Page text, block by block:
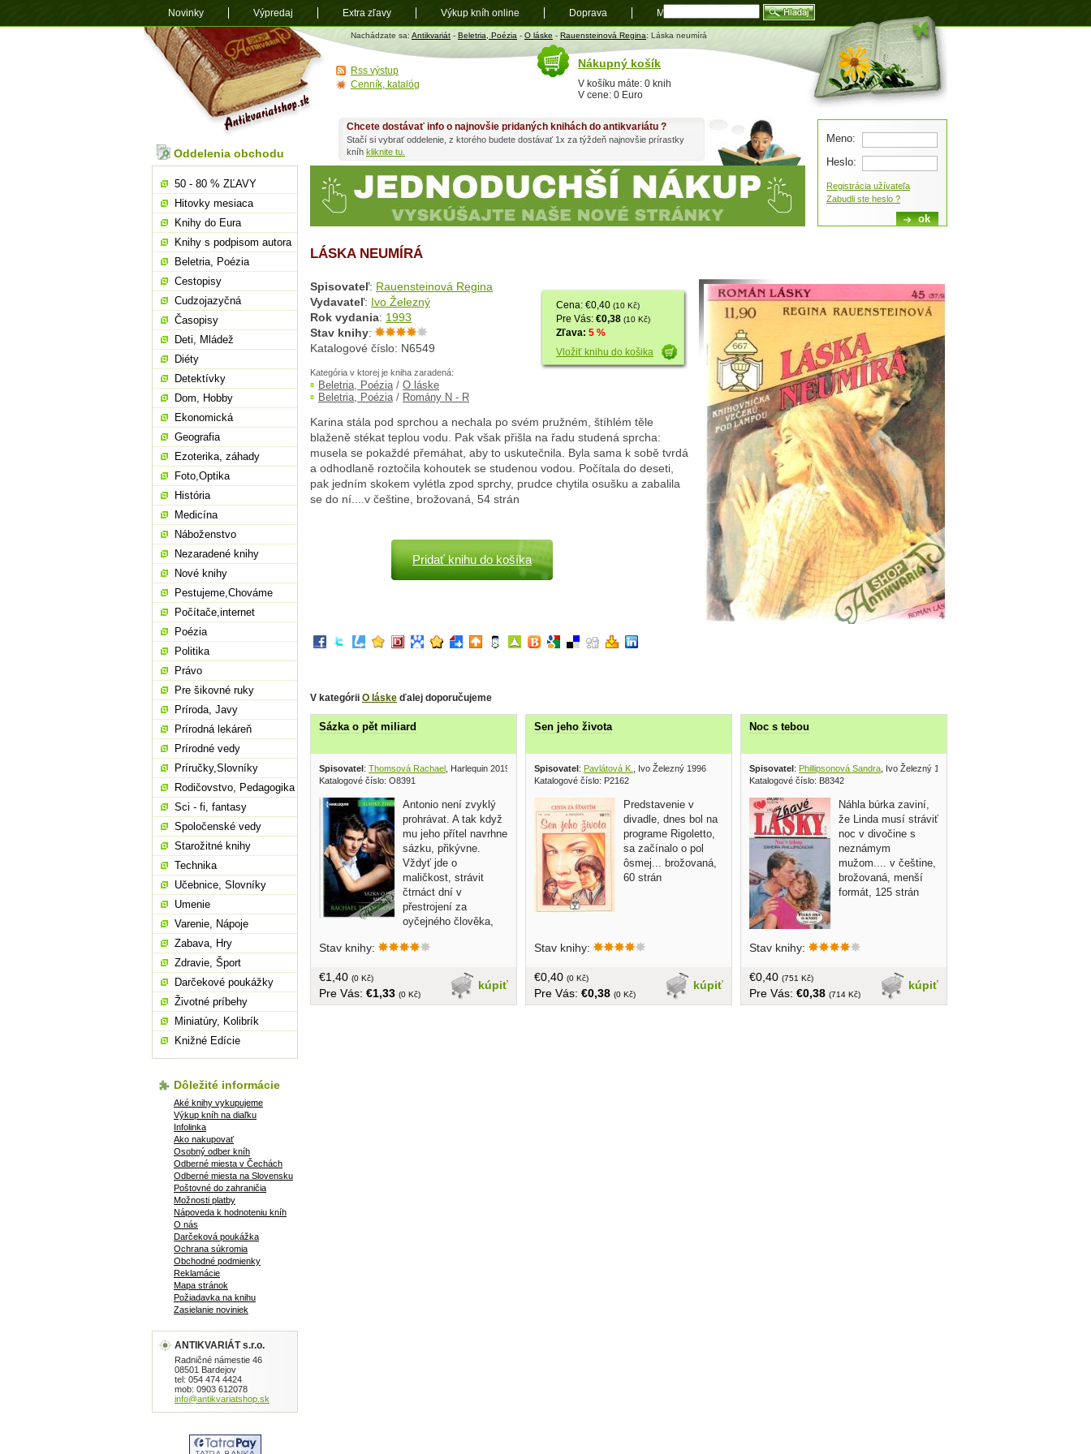
Antikvariát
shop.sk
Nachádzate sa: Antikvariát - Beletria, Poézia - O láske - Rauensteinová Regina: Láska neumírá
LÁSKA NEUMÍRÁ
Cena: €0,40 (10 Kč)
Pre Vás: €0,38 (10 Kč)
Zľava: 5 %
Vložiť knihu do košika
Spisovateľ: Rauensteinová Regina
Vydavateľ: Ivo Železný
Rok vydania: 1993
Stav knihy:
Katalogové číslo: N6549
Kategória v ktorej je kniha zaradená:
Beletria, Poézia/ O láske
Beletria, Poézia/ Romány N - R
Karina stála pod sprchou a nechala po svém pružném, štíhlém těle
blaženě stékat teplou vodu. Pak však přišla na řadu studená sprcha:
musela se pokaždé přemáhat, aby to uskutečnila. Byla sama k sobě tvrdá
a odhodlaně roztočila kohoutek se studenou vodou. Počítala do deseti,
pak jedním skokem vylétla zpod sprchy, prudce chytila osušku a zabalila
se do ní....v češtine, brožovaná, 54 strán
Pridať knihu do košíka
V kategórii O láske ďalej doporučujeme
Sázka o pět miliard
Spisovatel: Thomsová Rachael , Harlequin 2019
Katalogové číslo: O8391
Antonio není zvyklý
prohrávat. A tak když
mu jeho přítel navrhne
sázku, přikývne.
Vždyť jde o
maličkost, strávit
čtrnáct dní v
přestrojení za
oyčejného člověka,
obyčejným životem. Mělo to být
kde si měl hrát na obyčejného
mechanika, potkal Sadii... v češtine,
brožovaná, menší formát, 154 strán
Stav knihy:
kúpiť
€1,40 (0 Kč)
Pre Vás: €1,33 (0 Kč)
Sen jeho života
Spisovatel: Pavlátová K.
, Ivo Železný 1996
Katalogové číslo: P2162
Predstavenie v
divadle, dnes bol na
programe Rigoletto,
sa začínalo o pol
ôsmej... brožovaná,
60 strán
Stav knihy:
kúpiť
€0,40 (0 Kč)
Pre Vás: €0,38 (0 Kč)
Noc s tebou
Spisovatel: Phillipsonová Sandra , Ivo Železný 1995
Katalogové číslo: B8342
Náhla búrka zaviní,
že Linda musí stráviť
noc v divočine s
neznámym
mužom.... v češtine,
brožovaná, menší
formát, 125 strán
Stav knihy:
kúpiť
€0,40 (751 Kč)
Pre Vás: €0,38 (714 Kč)
Chcete dostávať info o najnovšie pridaných knihách do antikvariátu ?
Stačí si vybrať oddelenie, z ktorého budete dostávať 1x za týždeň najnovšie prírastky
kníh kliknite tu.
Oddelenia obchodu
50 - 80 % ZĽAVY
Hitovky mesiaca
Knihy do Eura
Knihy s podpisom autora
Beletria, Poézia
Cestopisy
Cudzojazyčná
Časopisy
Deti, Mládež
Diéty
Detektívky
Dom, Hobby
Ekonomická
Geografia
Ezoterika, záhady
Foto,Optika
História
Medicína
Náboženstvo
Nezaradené knihy
Nové knihy
Pestujeme,Chováme
Počítače,internet
Poézia
Politika
Právo
Pre šikovné ruky
Príroda, Javy
Prírodná lekáreň
Prírodné vedy
Príručky,Slovníky
Rodičovstvo, Pedagogika
Sci - fi, fantasy
Spoločenské vedy
Starožitné knihy
Technika
Učebnice, Slovníky
Umenie
Varenie, Nápoje
Zabava, Hry
Zdravie, Šport
Darčekové poukážky
Životné príbehy
Miniatúry, Kolibrík
Knižné Edície
Dôležité informácie
Aké knihy vykupujeme
Výkup kníh na diaľku
Infolinka
Ako nakupovať
Osobný odber kníh
Odberné miesta v Čechách
Odberné miesta na Slovensku
Poštovné do zahraničia
Možnosti platby
Nápoveda k hodnoteniu kníh
O nás
Darčeková poukážka
Ochrana súkromia
Obchodné podmienky
Reklamácie
Mapa stránok
Požiadavka na knihu
Zasielanie noviniek
ANTIKVARIÁT s.r.o.
Radničné námestie 46
08501 Bardejov
tel: 054 474 4424
mob: 0903 612078
info@antikvariatshop.sk
Meno:
Heslo:
Registrácia užívateľa
Zabudli ste heslo ?
Nákupný košík
V košíku máte: 0 knih
V cene: 0 Euro
Rss výstup
Cenník, katalóg
Novinky Výpredaj Extra zľavy Výkup kníh online Doprava Mapa